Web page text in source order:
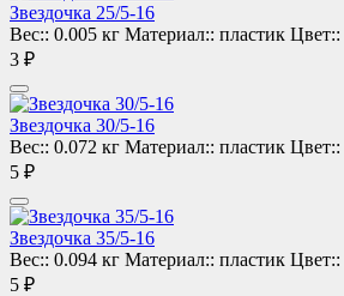
Звездочка 25/5-16
Вес:: 0.005 кг Материал:: пластик Цвет::
3 ₽
Звездочка 30/5-16
Вес:: 0.072 кг Материал:: пластик Цвет::
5 ₽
Звездочка 35/5-16
Вес:: 0.094 кг Материал:: пластик Цвет::
5 ₽